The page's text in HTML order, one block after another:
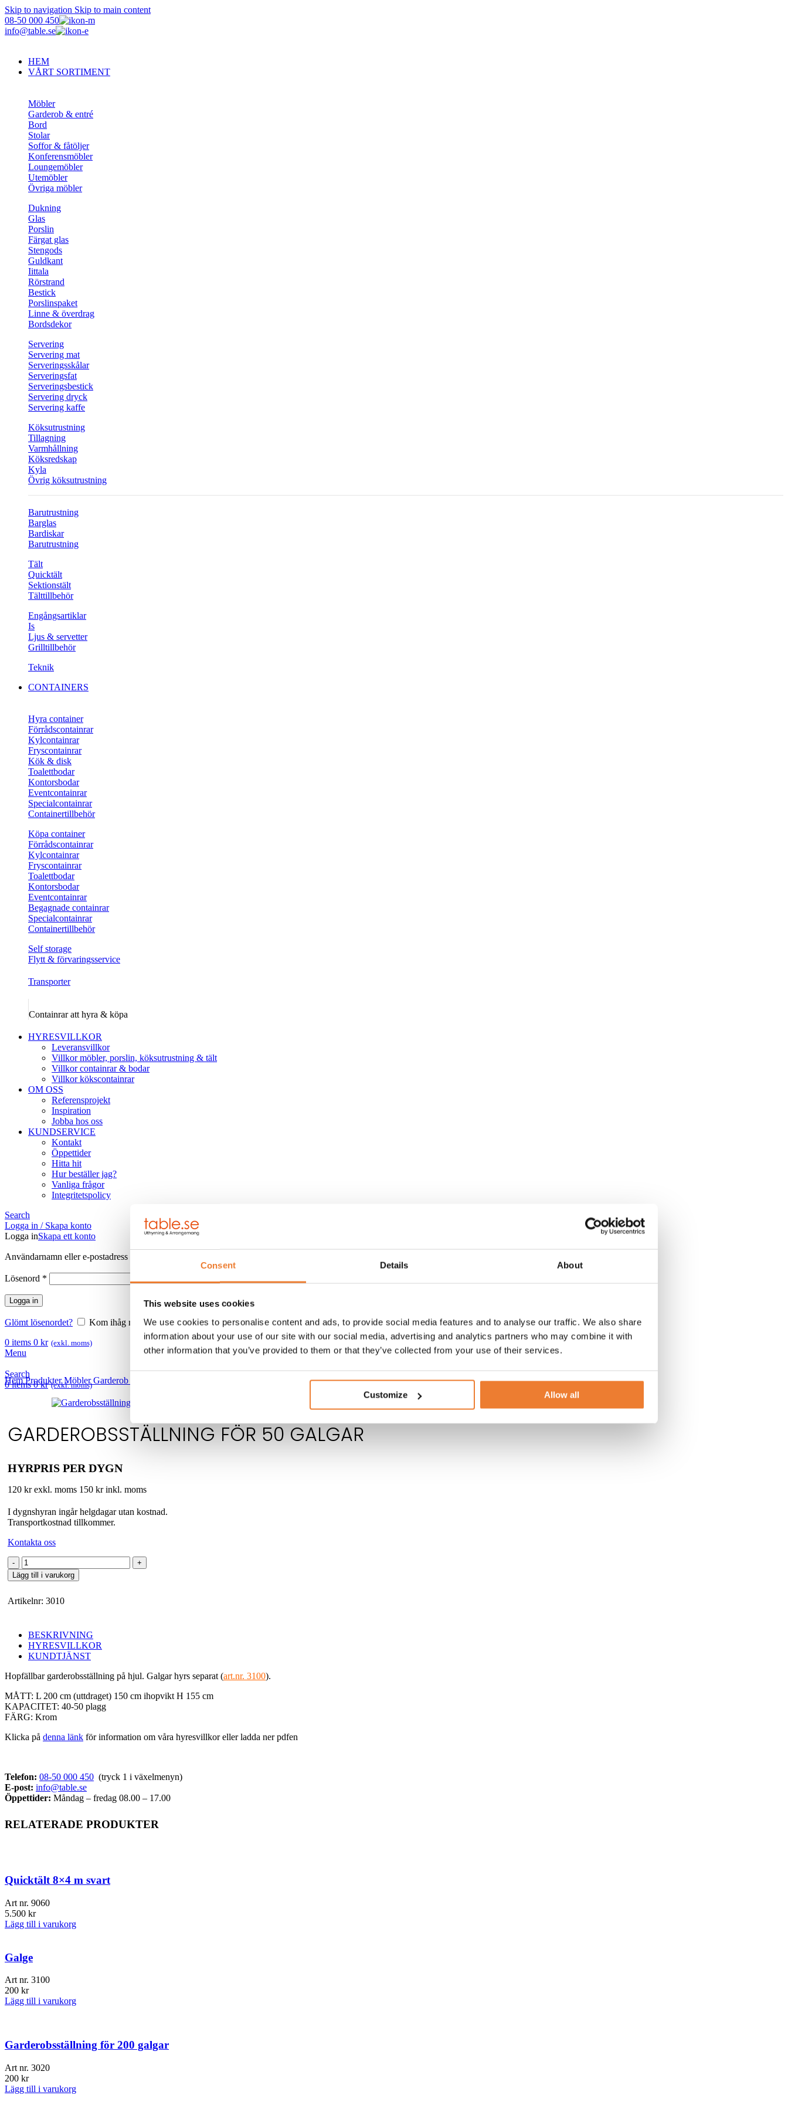
Consent Details About
This website uses cookies
We use cookies to personalise content and ads, to provide social media features and to analyse our traffic. We also share
information about your use of our site with our social media, advertising and analytics partners who may combine it with
other information that you’ve provided to them or that they’ve collected from your use of their services.
Customize Allow all
Skip to navigation Skip to main content
08-50 000 450
info@table.se
HEM
VÅRT SORTIMENT
Möbler
Garderob & entré
Bord
Stolar
Soffor & fåtöljer
Konferensmöbler
Loungemöbler
Utemöbler
Övriga möbler
Dukning
Glas
Porslin
Färgat glas
Stengods
Guldkant
Iittala
Rörstrand
Bestick
Porslinspaket
Linne & överdrag
Bordsdekor
Servering
Servering mat
Serveringsskålar
Serveringsfat
Serveringsbestick
Servering dryck
Servering kaffe
Köksutrustning
Tillagning
Varmhållning
Köksredskap
Kyla
Övrig köksutrustning
Barutrustning
Barglas
Bardiskar
Barutrustning
Tält
Quicktält
Sektionstält
Tälttillbehör
Engångsartiklar
Is
Ljus & servetter
Grilltillbehör
Teknik
CONTAINERS
Hyra container
Förrådscontainrar
Kylcontainrar
Fryscontainrar
Kök & disk
Toalettbodar
Kontorsbodar
Eventcontainrar
Specialcontainrar
Containertillbehör
Köpa container
Förrådscontainrar
Kylcontainrar
Fryscontainrar
Toalettbodar
Kontorsbodar
Eventcontainrar
Begagnade containrar
Specialcontainrar
Containertillbehör
Self storage
Flytt & förvaringsservice
Transporter
Containrar att hyra & köpa
HYRESVILLKOR
Leveransvillkor
Villkor möbler, porslin, köksutrustning & tält
Villkor containrar & bodar
Villkor kökscontainrar
OM OSS
Referensprojekt
Inspiration
Jobba hos oss
KUNDSERVICE
Kontakt
Öppettider
Hitta hit
Hur beställer jag?
Vanliga frågor
Integritetspolicy
Search
Logga in / Skapa konto
Logga inSkapa ett konto
Användarnamn eller e-postadress
Lösenord *
Logga in
Glömt lösenordet?
Kom ihåg mig
0 items 0 kr (exkl. moms)
Menu
Search
0items 0kr (exkl. moms)
HemProdukterMöblerGarderob & entré
GARDEROBSSTÄLLNING FÖR 50 GALGAR
HYRPRIS PER DYGN
120 kr exkl. moms 150 kr inkl. moms
I dygnshyran ingår helgdagar utan kostnad.
Transportkostnad tillkommer.
Kontakta oss
Garderobsställning
för
50
mängd
Lägg till i varukorg
Artikelnr: 3010
BESKRIVNING
HYRESVILLKOR
KUNDTJÄNST
Hopfällbar garderobsställning på hjul. Galgar hyrs separat (art.nr. 3100).
MÅTT: L 200 cm (uttdraget) 150 cm ihopvikt H 155 cm
KAPACITET: 40-50 plagg
FÄRG: Krom
Klicka på denna länk för information om våra hyresvillkor eller ladda ner pdfen
Telefon: 08-50 000 450 (tryck 1 i växelmenyn)
E-post: info@table.se
Öppettider: Måndag – fredag 08.00 – 17.00
RELATERADE PRODUKTER
Quicktält 8×4 m svart
Art nr. 9060
5.500 kr
Lägg till i varukorg
Galge
Art nr. 3100
200 kr
Lägg till i varukorg
Garderobsställning för 200 galgar
Art nr. 3020
200 kr
Lägg till i varukorg